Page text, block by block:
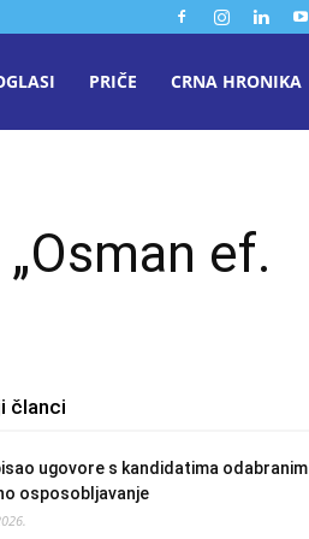
PRIČE CRNA HRONIKA
ef.
članci
ugovore s kandidatima odabranim
osposobljavanje